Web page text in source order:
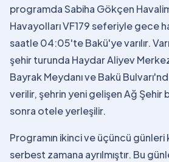
programda Sabiha Gökçen
Havayolları VF179 seferiyle gece
saatle 04:05'te Bakü'ye varılır.
şehir turunda Haydar Aliyev
Bayrak Meydanı ve Bakü
verilir, şehrin yeni gelişen Ağ
sonra otele yerleşilir.
Programın ikinci ve üçüncü günleri
serbest zamana ayrılmıştır. Bu